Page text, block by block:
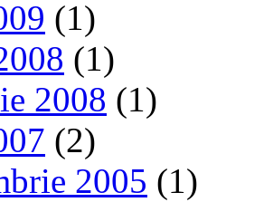
(1)
(1)
2008 (1)
(2)
2005 (1)